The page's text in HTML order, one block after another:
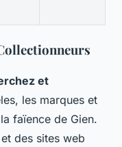
et
les marques et
faïence de Gien.
des sites web